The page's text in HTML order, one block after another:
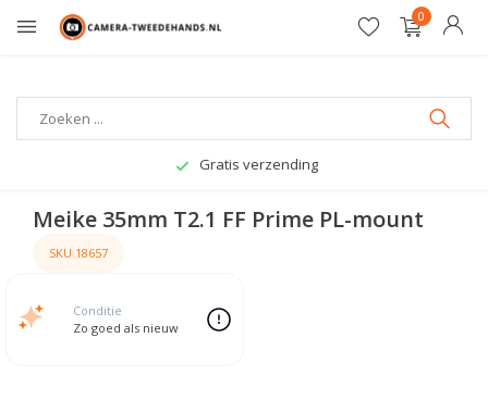
0
Gratis verzending
Meike 35mm T2.1 FF Prime PL-mount
SKU 18657
Conditie
Zo goed als nieuw